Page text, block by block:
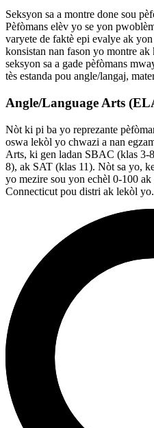
Seksyon sa a montre done sou
Pèfòmans elèv yo se yon
varyete de faktè epi evalye ak
konsistan nan fason yo montre
seksyon sa a gade pèfòmans
tès estanda pou angle/langaj,
Angle/Language Arts
Nòt ki pi ba yo reprezante
oswa lekòl yo chwazi a nan
Arts, ki gen ladan SBAC (klas
8), ak SAT (klas 11). Nòt sa yo,
yo mezire sou yon echèl 0-100
Connecticut pou distri ak lekòl yo.